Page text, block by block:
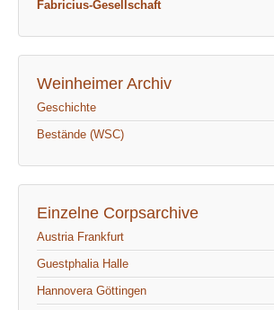
Fabricius-Gesellschaft
Weinheimer Archiv
Geschichte
Bestände (WSC)
Einzelne Corpsarchive
Austria Frankfurt
Guestphalia Halle
Hannovera Göttingen